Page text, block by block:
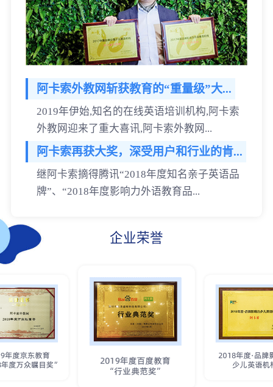
阿卡索外教网斩获教育的“重量级”大...
2019年伊始,知名的在线英语培训机构,阿卡索
外教网迎来了重大喜讯,阿卡索外教网...
阿卡索再获大奖，深受用户和行业的肯...
继阿卡索摘得腾讯“2018年度知名亲子英语品
牌”、“2018年度影响力外语教育品...
企业荣誉